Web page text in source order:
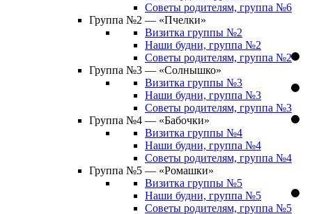
Советы родителям, группа №6
Группа №2 — «Пчелки»
Визитка группы №2
Наши будни, группа №2
Советы родителям, группа №2
Группа №3 — «Солнышко»
Визитка группы №3
Наши будни, группа №3
Советы родителям, группа №3
Группа №4 — «Бабочки»
Визитка группы №4
Наши будни, группа №4
Советы родителям, группа №4
Группа №5 — «Ромашки»
Визитка группы №5
Наши будни, группа №5
Советы родителям, группа №5